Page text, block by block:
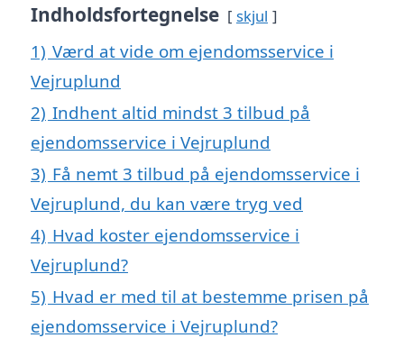
Indholdsfortegnelse skjul
1) Værd at vide om ejendomsservice i
Vejruplund
2) Indhent altid mindst 3 tilbud på
ejendomsservice i Vejruplund
3) Få nemt 3 tilbud på ejendomsservice i
Vejruplund, du kan være tryg ved
4) Hvad koster ejendomsservice i
Vejruplund?
5) Hvad er med til at bestemme prisen på
ejendomsservice i Vejruplund?